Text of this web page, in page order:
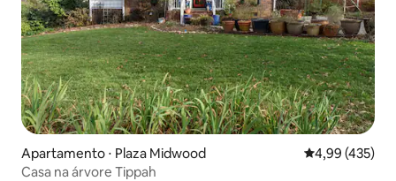
Apartamento ⋅ Plaza Midwood 4,99 de uma
4,99 (435)
Casa na árvore Tippah